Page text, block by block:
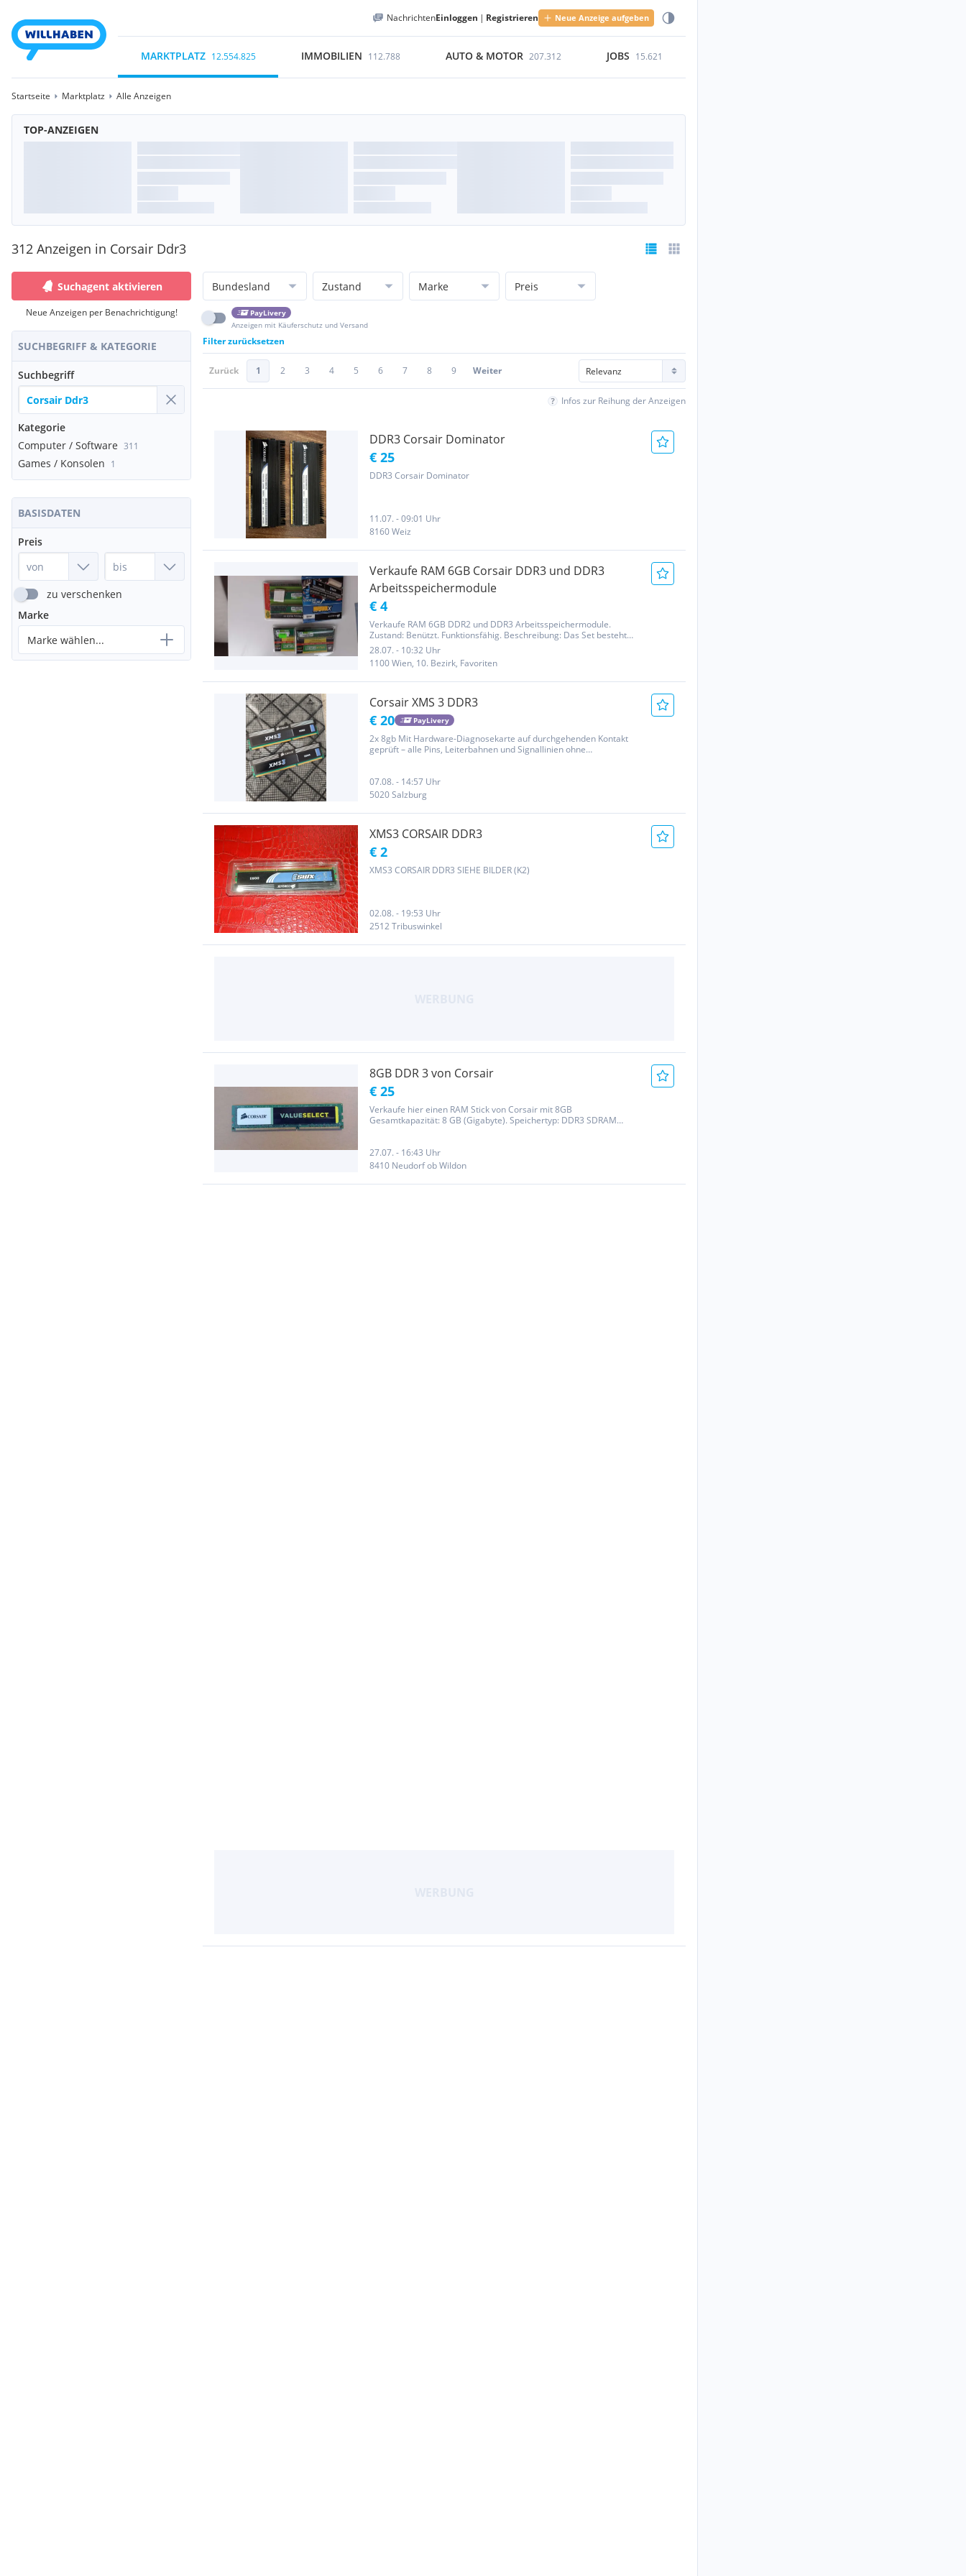
NachrichtenEinloggen | Registrieren Neue Anzeige aufgeben
MARKTPLATZ 12.554.825 IMMOBILIEN 112.788 AUTO & MOTOR 207.312 JOBS 15.621
Startseite Marktplatz Alle Anzeigen
TOP-ANZEIGEN
312 Anzeigen in Corsair Ddr3
Suchagent aktivieren
Neue Anzeigen per Benachrichtigung!
SUCHBEGRIFF & KATEGORIE
Suchbegriff
Kategorie
Computer / Software 311
Games / Konsolen 1
BASISDATEN
Preis
zu verschenken
Marke
Marke wählen...
Bundesland Zustand Marke Preis
PayLivery
Anzeigen mit Käuferschutz und Versand
Filter zurücksetzen
Zurück 1 2 3 4 5 6 7 8 9 Weiter
Infos zur Reihung der Anzeigen
DDR3 Corsair Dominator
€ 25
DDR3 Corsair Dominator
11.07. - 09:01 Uhr
8160 Weiz
Verkaufe RAM 6GB Corsair DDR3 und DDR3
Arbeitsspeichermodule
€ 4
Verkaufe RAM 6GB DDR2 und DDR3 Arbeitsspeichermodule.
Zustand: Benützt. Funktionsfähig. Beschreibung: Das Set besteht
aus: 2x 2GB Corsair XMS3 CMS4GX3M2A1600C9 (DDR3) 4x 512MB
Corsair ValueSelect VS512MB533D2 (DDR2) Verkauf nur im Set
(Alle Module wie...
28.07. - 10:32 Uhr
1100 Wien, 10. Bezirk, Favoriten
Corsair XMS 3 DDR3
€ 20 PayLivery
2x 8gb Mit Hardware-Diagnosekarte auf durchgehenden Kontakt
geprüft – alle Pins, Leiterbahnen und Signallinien ohne
07.08. - 14:57 Uhr
5020 Salzburg
XMS3 CORSAIR DDR3
€ 2
XMS3 CORSAIR DDR3 SIEHE BILDER (K2)
02.08. - 19:53 Uhr
2512 Tribuswinkel
8GB DDR 3 von Corsair
€ 25
Verkaufe hier einen RAM Stick von Corsair mit 8GB
Gesamtkapazität: 8 GB (Gigabyte). Speichertyp: DDR3 SDRAM
27.07. - 16:43 Uhr
8410 Neudorf ob Wildon